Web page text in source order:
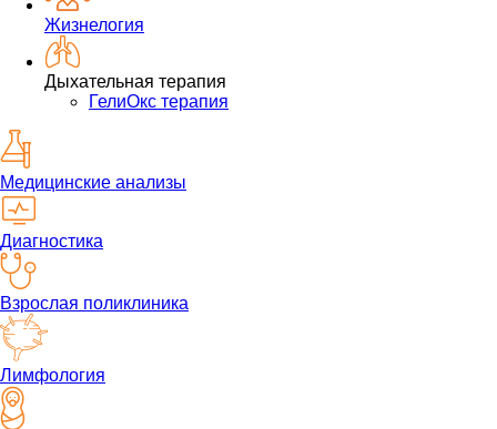
Жизнелогия
Дыхательная терапия
ГелиОкс терапия
Медицинские анализы
Диагностика
Взрослая поликлиника
Лимфология